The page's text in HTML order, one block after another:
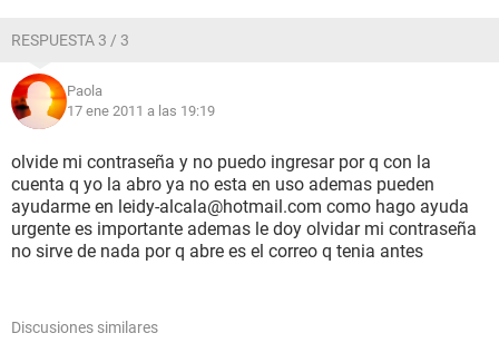
RESPUESTA 3 / 3
Paola
17 ene 2011 a las 19:19
olvide mi contraseña y no puedo ingresar por q con la
cuenta q yo la abro ya no esta en uso ademas pueden
ayudarme en leidy-alcala@hotmail.com como hago ayuda
urgente es importante ademas le doy olvidar mi contraseña
no sirve de nada por q abre es el correo q tenia antes
Discusiones similares